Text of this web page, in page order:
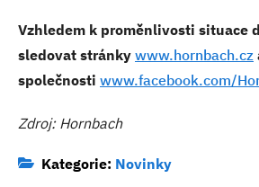
Vzhledem k proměnlivosti situace
sledovat stránky www.hornbach.cz
společnosti www.facebook.com/
Zdroj: Hornbach
Kategorie: Novinky